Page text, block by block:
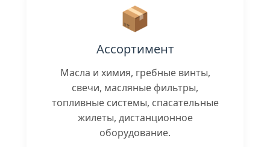
📦
Ассортимент
Масла и химия, гребные винты,
свечи, масляные фильтры,
топливные системы, спасательные
жилеты, дистанционное
оборудование.